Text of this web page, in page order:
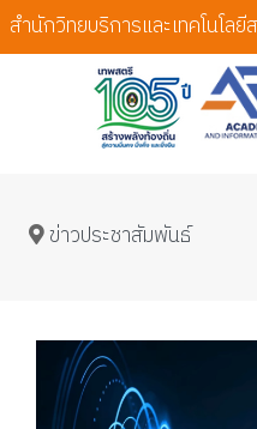
สำนักวิทยบริการและเทคโนโล
ข่าวประชาสัมพันธ์